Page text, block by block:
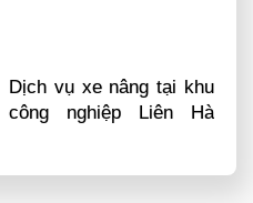
Dịch vụ xe nâng tại khu
công nghiệp Liên Hà